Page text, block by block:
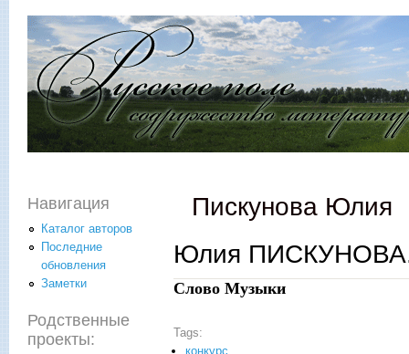
Пискунова Юлия
Юлия ПИСКУНОВА.
Слово Музыки
Tags:
конкурс
Навигация
Каталог авторов
Последние
обновления
Заметки
Родственные
проекты: